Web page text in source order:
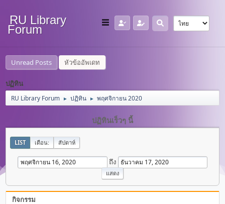
RU Library
Forum
Unread Posts หัวข้ออัพเดท
ปฏิทิน
RU Library Forum ► ปฏิทิน ► พฤศจิกายน 2020
ปฏิทินเร็วๆ นี้
LIST เดือน: สัปดาห์
ถึง
กิจกรรม